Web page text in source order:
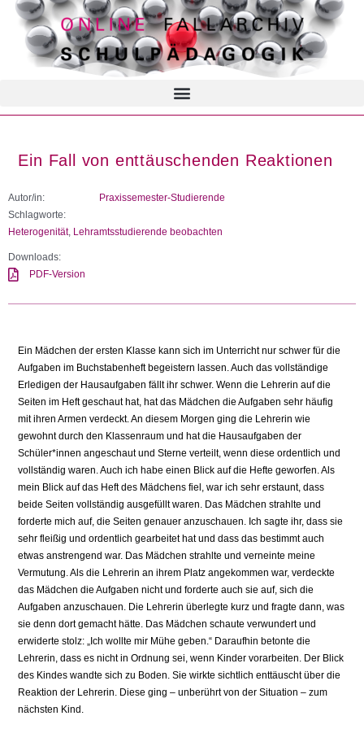
Ein Fall von enttäuschenden Reaktionen
Autor/in:
Praxissemester-Studierende
Schlagworte:
Heterogenität, Lehramtsstudierende beobachten
Downloads:
PDF-Version
Ein Mädchen der ersten Klasse kann sich im Unterricht nur schwer für die
Aufgaben im Buchstabenheft begeistern lassen. Auch das vollständige
Erledigen der Hausaufgaben fällt ihr schwer. Wenn die Lehrerin auf die
Seiten im Heft geschaut hat, hat das Mädchen die Aufgaben sehr häufig
mit ihren Armen verdeckt. An diesem Morgen ging die Lehrerin wie
gewohnt durch den Klassenraum und hat die Hausaufgaben der
Schüler*innen angeschaut und Sterne verteilt, wenn diese ordentlich und
vollständig waren. Auch ich habe einen Blick auf die Hefte geworfen. Als
mein Blick auf das Heft des Mädchens fiel, war ich sehr erstaunt, dass
beide Seiten vollständig ausgefüllt waren. Das Mädchen strahlte und
forderte mich auf, die Seiten genauer anzuschauen. Ich sagte ihr, dass sie
sehr fleißig und ordentlich gearbeitet hat und dass das bestimmt auch
etwas anstrengend war. Das Mädchen strahlte und verneinte meine
Vermutung. Als die Lehrerin an ihrem Platz angekommen war, verdeckte
das Mädchen die Aufgaben nicht und forderte auch sie auf, sich die
Aufgaben anzuschauen. Die Lehrerin überlegte kurz und fragte dann, was
sie denn dort gemacht hätte. Das Mädchen schaute verwundert und
erwiderte stolz: „Ich wollte mir Mühe geben.“ Daraufhin betonte die
Lehrerin, dass es nicht in Ordnung sei, wenn Kinder vorarbeiten. Der Blick
des Kindes wandte sich zu Boden. Sie wirkte sichtlich enttäuscht über die
Reaktion der Lehrerin. Diese ging – unberührt von der Situation – zum
nächsten Kind.